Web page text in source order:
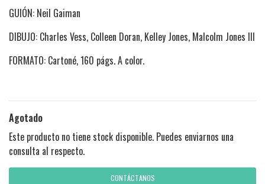
GUIÓN: Neil Gaiman
DIBUJO: Charles Vess, Colleen Doran, Kelley Jones, Malcolm Jones III
FORMATO: Cartoné, 160 págs. A color.
Agotado
Este producto no tiene stock disponible. Puedes enviarnos una
consulta al respecto.
CONTÁCTANOS